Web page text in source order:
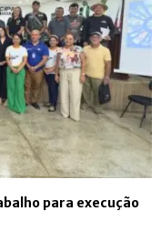
para execução